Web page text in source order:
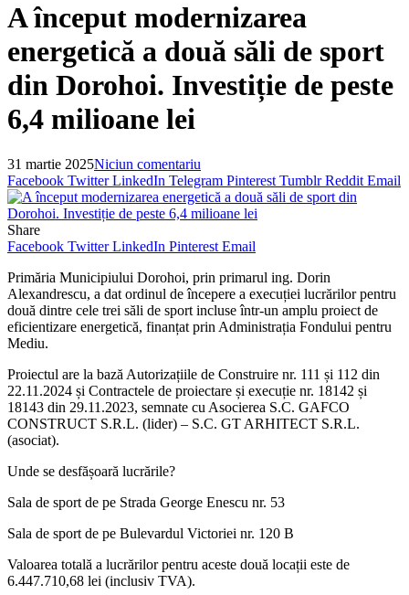
A început modernizarea
energetică a două săli de sport
din Dorohoi. Investiție de peste
6,4 milioane lei
31 martie 2025Niciun comentariu
Facebook Twitter LinkedIn Telegram Pinterest Tumblr Reddit Email
Share
Facebook Twitter LinkedIn Pinterest Email
Primăria Municipiului Dorohoi, prin primarul ing. Dorin
Alexandrescu, a dat ordinul de începere a execuției lucrărilor pentru
două dintre cele trei săli de sport incluse într-un amplu proiect de
eficientizare energetică, finanțat prin Administrația Fondului pentru
Mediu.
Proiectul are la bază Autorizațiile de Construire nr. 111 și 112 din
22.11.2024 și Contractele de proiectare și execuție nr. 18142 și
18143 din 29.11.2023, semnate cu Asocierea S.C. GAFCO
CONSTRUCT S.R.L. (lider) – S.C. GT ARHITECT S.R.L.
(asociat).
Unde se desfășoară lucrările?
Sala de sport de pe Strada George Enescu nr. 53
Sala de sport de pe Bulevardul Victoriei nr. 120 B
Valoarea totală a lucrărilor pentru aceste două locații este de
6.447.710,68 lei (inclusiv TVA).